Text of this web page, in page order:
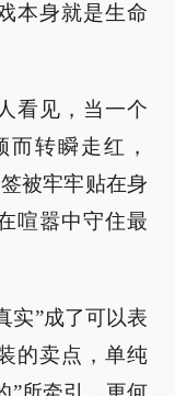
本身就是生命
看见，当一个
转瞬走红，
被牢牢贴在身
喧嚣中守住最
实”成了可以表
的卖点，单纯